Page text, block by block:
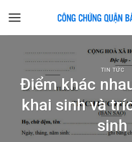
TIN TỨC
Điểm khác
khai sinh và
sinh